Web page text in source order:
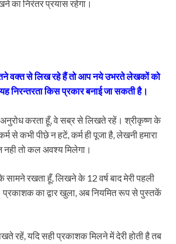
का निरंतर प्रयास रहेगा।
वक्त से लिख रहे हैं तो आप नये उभरते लेखकों को
निरन्तरता किस प्रकार बनाई जा सकती है।
अनुरोध करता हूँ, वे सब्र से लिखते रहें। श्रीकृष्ण के
से कभी पीछे न हटें, कर्म ही पूजा है, लेखनी हमारा
तो कल अवश्य मिलेगा।
रखता हूँ, लिखने के 12 वर्ष बाद मेरी पहली
का द्वार खुला, अब नियमित रूप से पुस्तकें
रहें, यदि सही प्रकाशक मिलने में देरी होती है तब